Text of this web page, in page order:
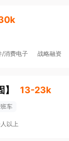
/消费电子 战略融资
】 13-23k
车
以上